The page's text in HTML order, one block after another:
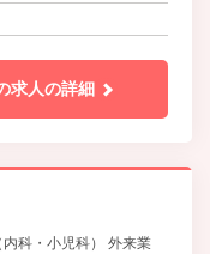
求人の詳細
内科・小児科） 外来業